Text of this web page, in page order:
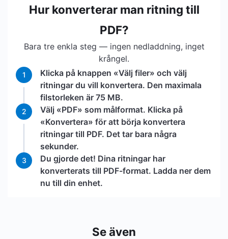
Hur konverterar man ritning till
PDF?
Bara tre enkla steg — ingen nedladdning, inget
krångel.
1
Klicka på knappen «Välj filer» och välj
ritningar du vill konvertera. Den maximala
filstorleken är 75 MB.
2
Välj «PDF» som målformat. Klicka på
«Konvertera» för att börja konvertera
ritningar till PDF. Det tar bara några
sekunder.
3
Du gjorde det! Dina ritningar har
konverterats till PDF-format. Ladda ner dem
nu till din enhet.
Se även